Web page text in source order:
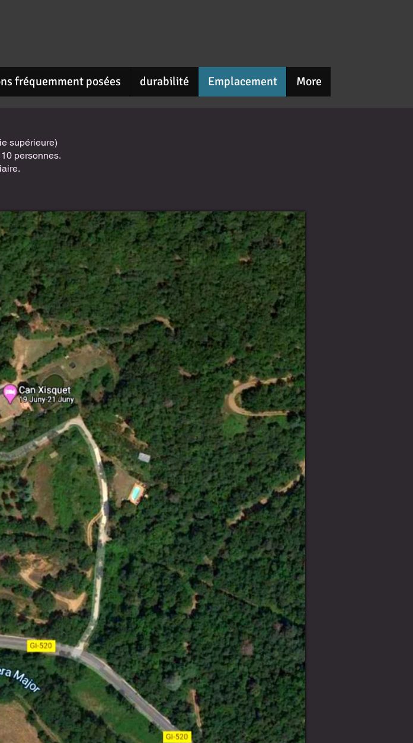
fréquemment posées durabilité Emplacement More
supérieure)
personnes.